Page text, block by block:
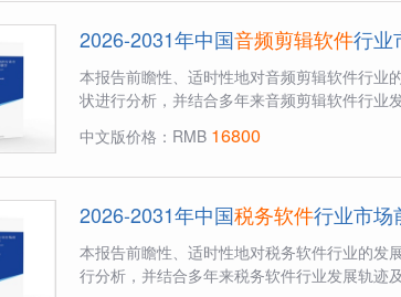
2026-2031年中国音频剪辑软件行业
本报告前瞻性、适时性地对音频剪辑软件行业
状进行分析，并结合多年来音频剪辑软件行业
中文版价格：RMB 16800
2026-2031年中国税务软件行业市场
本报告前瞻性、适时性地对税务软件行业的发
行分析，并结合多年来税务软件行业发展轨迹